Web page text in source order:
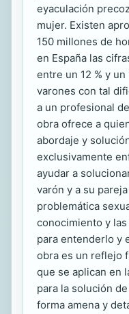
eyaculación
mujer. Existen
150 millones de
en España las
entre un 12 % y
varones con tal
a un profesional
obra ofrece a
abordaje y
exclusivamente
ayudar a
varón y a su
problemática
conocimiento y
para entenderlo y
obra es un reflejo
que se aplican en
para la solución
forma amena y